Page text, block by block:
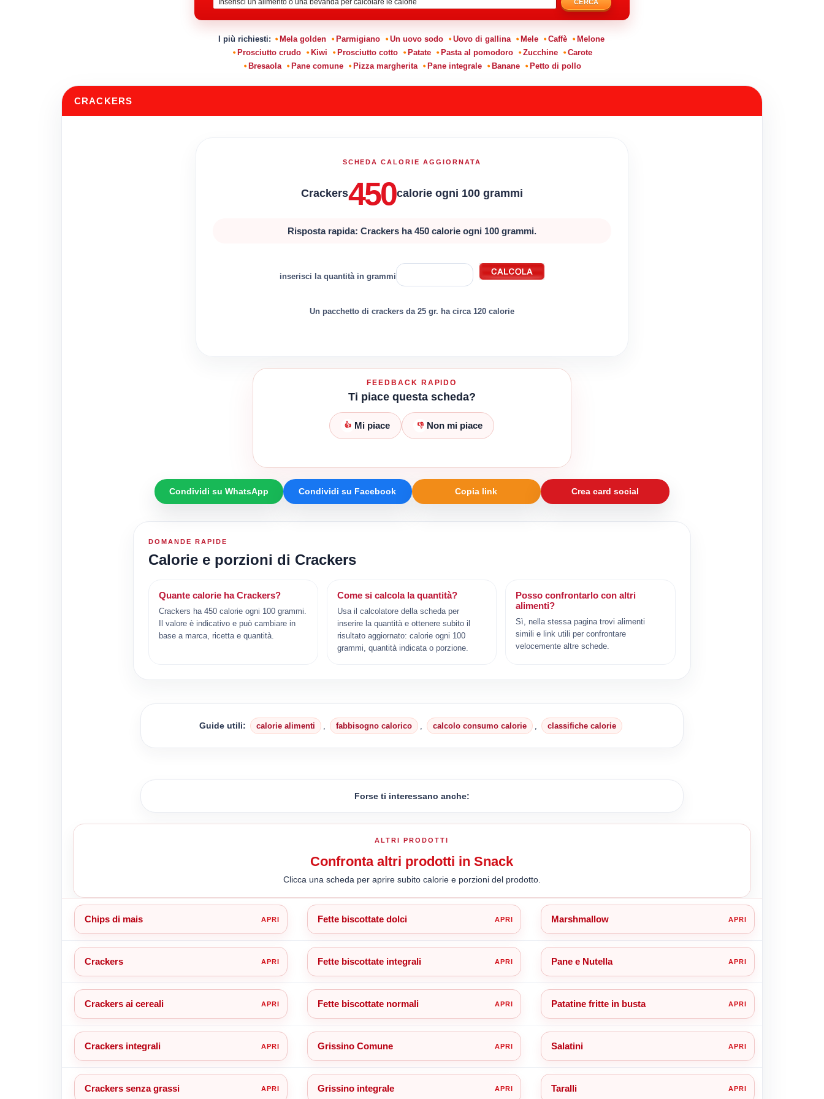
CERCA
I più richiesti: Mela golden Parmigiano Un uovo sodo Uovo di gallina Mele Caffè
Melone
Prosciutto crudo
Kiwi Prosciutto cotto Patate Pasta al pomodoro Zucchine
Carote
Bresaola
Pane comune Pizza margherita Pane integrale Banane Petto di pollo
CRACKERS
SCHEDA CALORIE AGGIORNATA
Crackers450calorie ogni 100 grammi
Risposta rapida: Crackers ha 450 calorie ogni 100 grammi.
inserisci la quantità in grammi
Un pacchetto di crackers da 25 gr. ha circa 120 calorie
FEEDBACK RAPIDO
Ti piace questa scheda?
👍 Mi piace 👎 Non mi piace
Condividi su WhatsApp Condividi su Facebook Copia link Crea card social
DOMANDE RAPIDE
Calorie e porzioni di Crackers
Quante calorie ha Crackers?
Crackers ha 450 calorie ogni 100 grammi.
Il valore è indicativo e può cambiare in
base a marca, ricetta e quantità.
Come si calcola la quantità?
Usa il calcolatore della scheda per
inserire la quantità e ottenere subito il
risultato aggiornato: calorie ogni 100
grammi, quantità indicata o porzione.
Posso confrontarlo con altri
alimenti?
Sì, nella stessa pagina trovi alimenti
simili e link utili per confrontare
velocemente altre schede.
Guide utili: calorie alimenti fabbisogno calorico calcolo consumo calorie classifiche calorie
Forse ti interessano anche:
ALTRI PRODOTTI
Confronta altri prodotti in Snack
Clicca una scheda per aprire subito calorie e porzioni del prodotto.
Chips di mais Fette biscottate dolci Marshmallow
Crackers Fette biscottate integrali Pane e Nutella
Crackers ai cereali Fette biscottate normali Patatine fritte in busta
Crackers integrali Grissino Comune Salatini
Crackers senza grassi Grissino integrale Taralli